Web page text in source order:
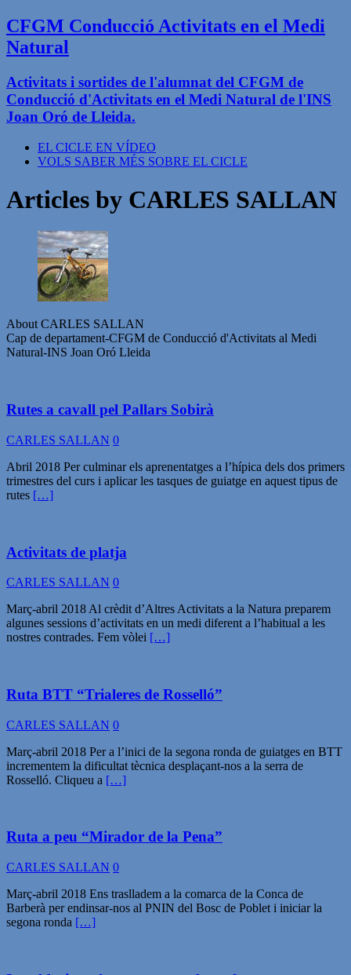
CFGM Conducció Activitats en el Medi
Natural
Activitats i sortides de l'alumnat del CFGM de
Conducció d'Activitats en el Medi Natural de l'INS
Joan Oró de Lleida.
EL CICLE EN VÍDEO
VOLS SABER MÉS SOBRE EL CICLE
Articles by CARLES SALLAN
About CARLES SALLAN
Cap de departament-CFGM de Conducció d'Activitats al Medi
Natural-INS Joan Oró Lleida
Rutes a cavall pel Pallars Sobirà
CARLES SALLAN 0
Abril 2018 Per culminar els aprenentatges a l’hípica dels dos primers
trimestres del curs i aplicar les tasques de guiatge en aquest tipus de
rutes […]
Activitats de platja
CARLES SALLAN 0
Març-abril 2018 Al crèdit d’Altres Activitats a la Natura preparem
algunes sessions d’activitats en un medi diferent a l’habitual a les
nostres contrades. Fem vòlei […]
Ruta BTT “Trialeres de Rosselló”
CARLES SALLAN 0
Març-abril 2018 Per a l’inici de la segona ronda de guiatges en BTT
incrementem la dificultat tècnica desplaçant-nos a la serra de
Rosselló. Cliqueu a […]
Ruta a peu “Mirador de la Pena”
CARLES SALLAN 0
Març-abril 2018 Ens traslladem a la comarca de la Conca de
Barberà per endinsar-nos al PNIN del Bosc de Poblet i iniciar la
segona ronda […]